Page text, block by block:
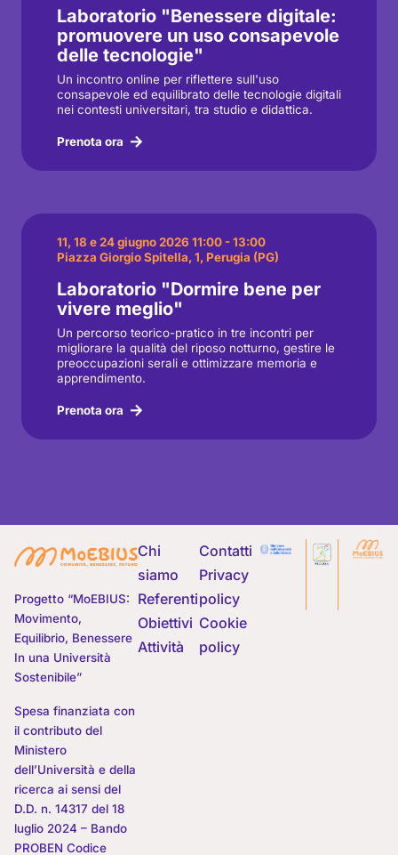
Laboratorio "Benessere digitale:
promuovere un uso consapevole
delle tecnologie"
Un incontro online per riflettere sull'uso
consapevole ed equilibrato delle tecnologie digitali
nei contesti universitari, tra studio e didattica.
Prenota ora
11, 18 e 24 giugno 2026 11:00 - 13:00
Piazza Giorgio Spitella, 1, Perugia (PG)
Laboratorio "Dormire bene per
vivere meglio"
Un percorso teorico-pratico in tre incontri per
migliorare la qualità del riposo notturno, gestire le
preoccupazioni serali e ottimizzare memoria e
apprendimento.
Prenota ora
Progetto “MoEBIUS:
Movimento,
Equilibrio, Benessere
In una Università
Sostenibile”
Spesa finanziata con
il contributo del
Ministero
dell’Università e della
ricerca ai sensi del
D.D. n. 14317 del 18
luglio 2024 – Bando
PROBEN Codice
Chi
siamo
Referenti
Obiettivi
Attività
Contatti
Privacy
policy
Cookie
policy